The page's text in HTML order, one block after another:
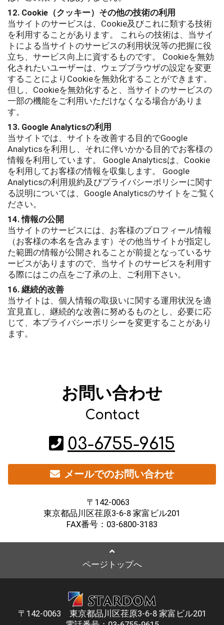
12. Cookie（クッキー）その他の技術の利用
当サイトのサービスは、Cookie及びこれに類する技術
を利用することがあります。 これらの技術は、当サイ
トによる当サイトのサービスの利用状況等の把握に役
立ち、サービス向上に資するものです。 Cookieを無効
化されたいユーザーは、ウェブブラウザの設定を変更
することによりCookieを無効化することができます。
但し、Cookieを無効化すると、当サイトのサービスの
一部の機能をご利用いただけなくなる場合がありま
す。
13. Google Analyticsの利用
当サイトでは、サイトを改善する目的でGoogle
Analyticsを利用し、それに伴いかかる目的でお客様の
情報を利用しています。 Google Analyticsは、Cookie
を利用してお客様の情報を収集します。 Google
Analyticsの利用規約及びプライバシーポリシーに関す
る説明については、Google Analyticsのサイトをご覧く
ださい。
14. 情報の公開
当サイトのサービスには、お客様のプロフィール情報
（お客様の本名を含みます）その他当サイトが指定し
た範囲の情報が公開されることが前提となっているサ
ービスがありますので、当サイトのサービスを利用す
る際にはこの点をご了承の上、ご利用下さい。
16. 継続的改善
当サイトは、個人情報の取扱いに関する運用状況を適
宜見直し、継続的な改善に努めるものとし、必要に応
じて、本プライバシーポリシーを変更することがあり
ます。
お問い合わせ
Contact
03-6755-9615
メールでのお問い合わせ
〒142-0063
東京都品川区荏原3-6-8 家富ビル201
FAX番号：03-6800-3183
ページトップへ
〒142-0063 東京都品川区荏原3-6-8 家富ビル201